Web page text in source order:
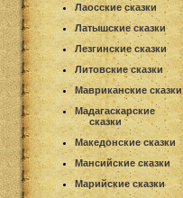
Лаосские сказки
Латышские сказки
Лезгинские сказки
Литовские сказки
Мавриканские сказки
Мадагаскарские
сказки
Македонские сказки
Мансийские сказки
Марийские сказки